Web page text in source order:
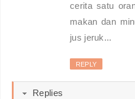
cerita satu
makan dan
jus jeruk...
REPLY
Replies